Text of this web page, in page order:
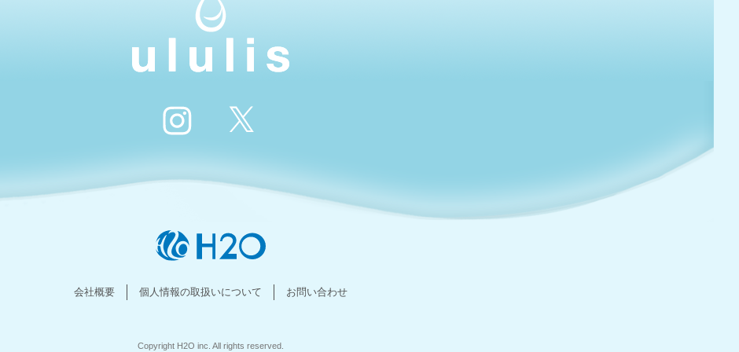
会社概要 個人情報の取扱いについて お問い合わせ
Copyright H2O inc. All rights reserved.